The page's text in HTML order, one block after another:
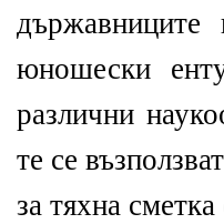
юношески
различни
те се
за тяхна